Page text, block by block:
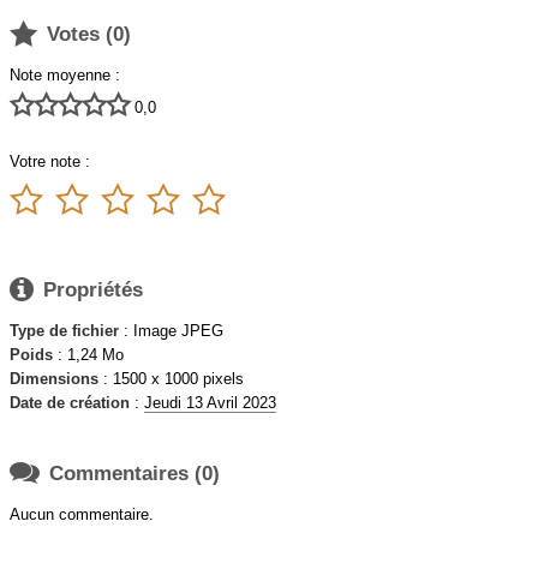
 Votes (0)
Note moyenne :
 0,0
Votre note :
    
 Propriétés
Type de fichier : Image JPEG
Poids : 1,24 Mo
Dimensions : 1500 x 1000 pixels
Date de création : Jeudi 13 Avril 2023
 Commentaires (0)
Aucun commentaire.